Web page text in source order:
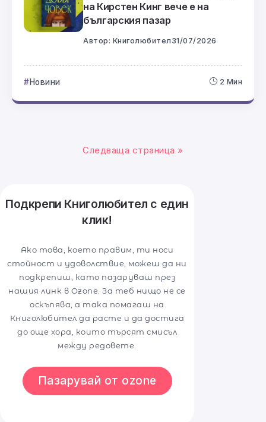
на Кирстен Кинг вече е на
българския пазар
Автор: Книголюбител 31/07/2026
Новини 2 Мин
Следваща страница »
Подкрепи Книголюбител с един
клик!
Ако това, което правим, ти носи
стойност и удоволствие, можеш да ни
подкрепиш, като пазаруваш през
нашия линк в Ozone. За теб нищо не се
оскъпява, а така помагаш на
Книголюбител да расте и да достига
до още хора, които търсят смисъл
между редовете.
Пазарувай от ozone